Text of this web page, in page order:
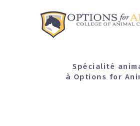
Spécialité
à Options for